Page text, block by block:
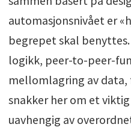
automasjonsnivået er
begrepet skal
logikk, peer-to-peer-
mellomlagring av data,
snakker her om et
uavhengig av